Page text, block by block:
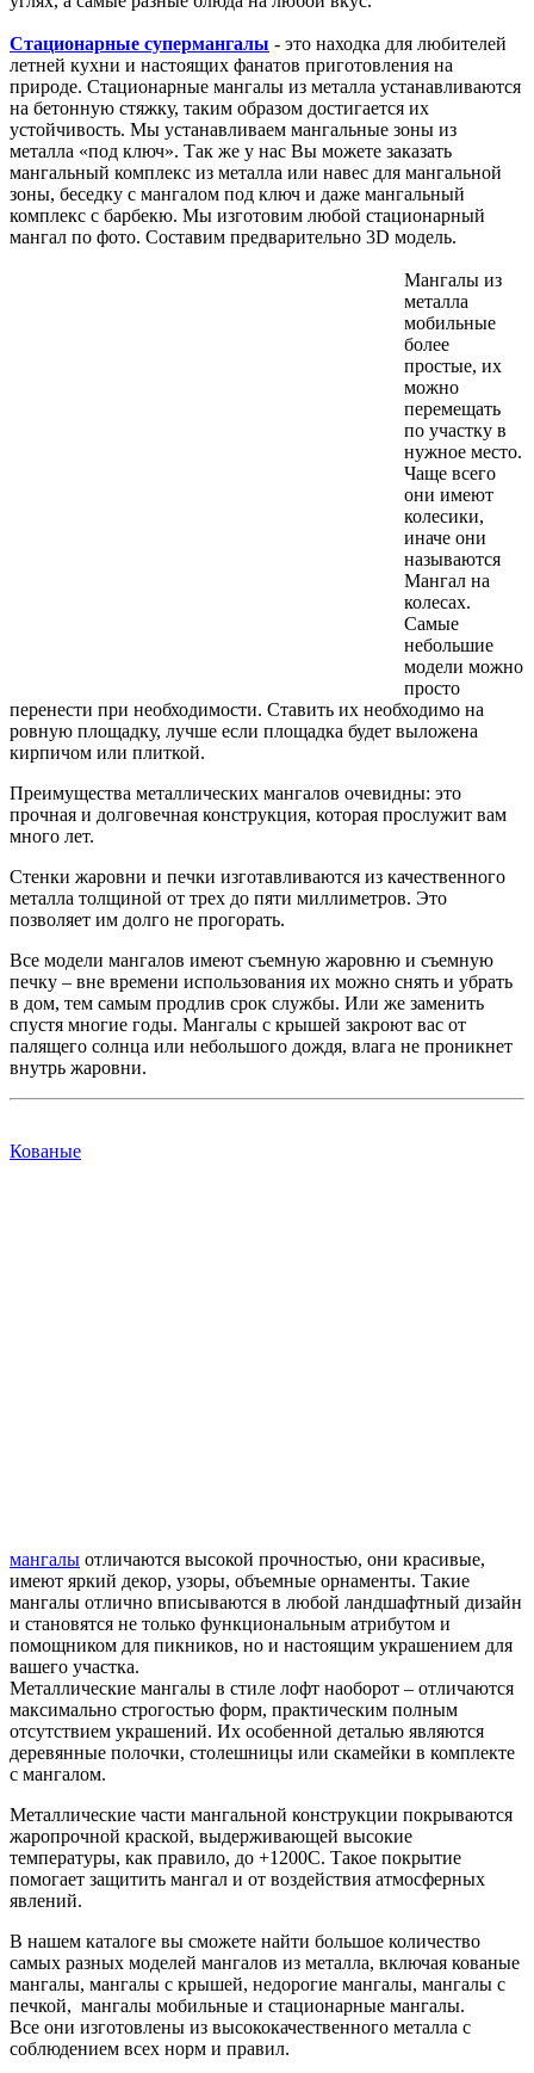
Стационарные супермангалы - это находка для любителей
летней кухни и настоящих фанатов приготовления на
природе. Стационарные мангалы из металла устанавливаются
на бетонную стяжку, таким образом достигается их
устойчивость. Мы устанавливаем мангальные зоны из
металла «под ключ». Так же у нас Вы можете заказать
мангальный комплекс из металла или навес для мангальной
зоны, беседку с мангалом под ключ и даже мангальный
комплекс с барбекю. Мы изготовим любой стационарный
мангал по фото. Составим предварительно 3D модель.
Мангалы из
металла
мобильные
более
простые, их
можно
перемещать
по участку в
нужное место.
Чаще всего
они имеют
колесики,
иначе они
называются
Мангал на
колесах.
Самые
небольшие
модели можно
просто
перенести при необходимости. Ставить их необходимо на
ровную площадку, лучше если площадка будет выложена
кирпичом или плиткой.
Преимущества металлических мангалов очевидны: это
прочная и долговечная конструкция, которая прослужит вам
много лет.
Стенки жаровни и печки изготавливаются из качественного
металла толщиной от трех до пяти миллиметров. Это
позволяет им долго не прогорать.
Все модели мангалов имеют съемную жаровню и съемную
печку – вне времени использования их можно снять и убрать
в дом, тем самым продлив срок службы. Или же заменить
спустя многие годы. Мангалы с крышей закроют вас от
палящего солнца или небольшого дождя, влага не проникнет
внутрь жаровни.
Кованые
мангалы отличаются высокой прочностью, они красивые,
имеют яркий декор, узоры, объемные орнаменты. Такие
мангалы отлично вписываются в любой ландшафтный дизайн
и становятся не только функциональным атрибутом и
помощником для пикников, но и настоящим украшением для
вашего участка.
Металлические мангалы в стиле лофт наоборот – отличаются
максимально строгостью форм, практическим полным
отсутствием украшений. Их особенной деталью являются
деревянные полочки, столешницы или скамейки в комплекте
с мангалом.
Металлические части мангальной конструкции покрываются
жаропрочной краской, выдерживающей высокие
температуры, как правило, до +1200С. Такое покрытие
помогает защитить мангал и от воздействия атмосферных
явлений.
В нашем каталоге вы сможете найти большое количество
самых разных моделей мангалов из металла, включая кованые
мангалы, мангалы с крышей, недорогие мангалы, мангалы с
печкой, мангалы мобильные и стационарные мангалы.
Все они изготовлены из высококачественного металла с
соблюдением всех норм и правил.